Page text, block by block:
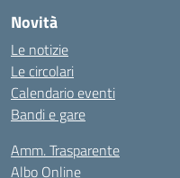
Novità
Le notizie
Le circolari
Calendario eventi
Bandi e gare
Amm. Trasparente
Albo Online